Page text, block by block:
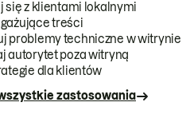
się z klientami lokalnymi
treści
problemy techniczne w witrynie
autorytet poza witryną
dla klientów
zastosowania